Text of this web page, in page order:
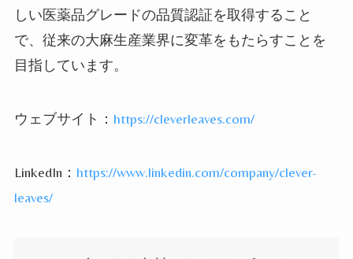
しい医薬品グレードの品質認証を取得すること
で、従来の大麻生産業界に変革をもたらすことを
目指しています。
ウェブサイト： https://cleverleaves.com/
LinkedIn ： https://www.linkedin.com/company/clever-
leaves/